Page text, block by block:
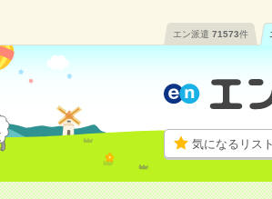
エン派遣 71573件
気になるリスト